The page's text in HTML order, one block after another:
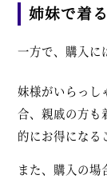
姉妹で着
一方で、購入に
妹様がいらっし
合、親戚の方も
的にお得になる
また、購入の場